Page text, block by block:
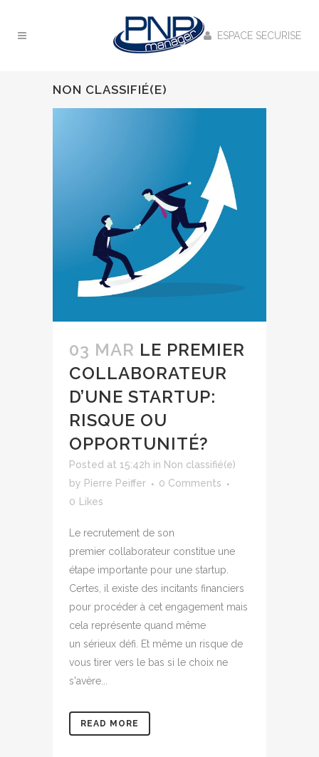
ESPACE SECURISE
NON CLASSIFIÉ(E)
03 MAR LE PREMIER
COLLABORATEUR
D’UNE STARTUP:
RISQUE OU
OPPORTUNITÉ?
Posted at 15:42h in Non classifié(e)
by Pierre Peiffer
0 Comments
0
Likes
Le recrutement de son
premier collaborateur constitue une
étape importante pour une startup.
Certes, il existe des incitants financiers
pour procéder à cet engagement mais
cela représente quand même
un sérieux défi. Et même un risque de
vous tirer vers le bas si le choix ne
s'avère...
READ MORE